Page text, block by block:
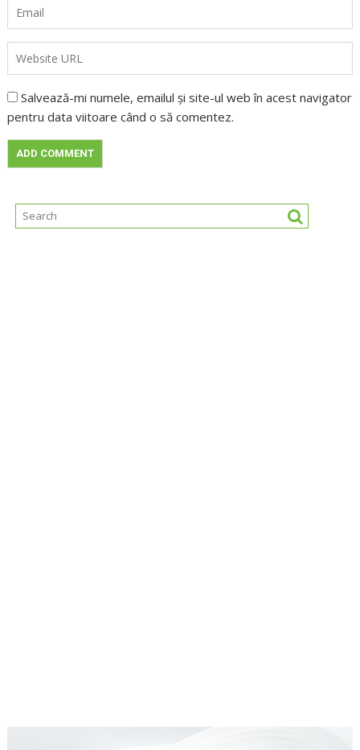
Salvează-mi numele, emailul și site-ul web în acest navigator
pentru data viitoare când o să comentez.